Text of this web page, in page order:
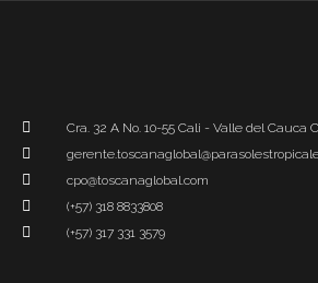
Cra. 32 A No. 10-55 Cali - Valle del Cauca
cpo@toscanaglobal.com
(+57) 318 8833808
(+57) 317 331 3579